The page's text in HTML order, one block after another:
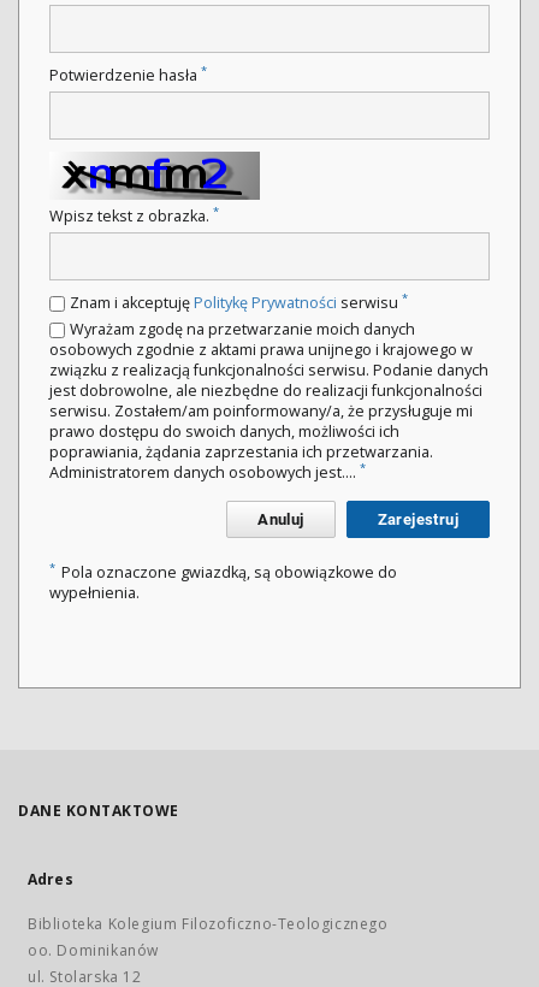
Potwierdzenie hasła *
Wpisz tekst z obrazka. *
Znam i akceptujęPolitykę Prywatności serwisu *
Wyrażam zgodę na przetwarzanie moich danych
osobowych zgodnie z aktami prawa unijnego i krajowego w
związku z realizacją funkcjonalności serwisu. Podanie danych
jest dobrowolne, ale niezbędne do realizacji funkcjonalności
serwisu. Zostałem/am poinformowany/a, że przysługuje mi
prawo dostępu do swoich danych, możliwości ich
poprawiania, żądania zaprzestania ich przetwarzania.
Administratorem danych osobowych jest.... *
Anuluj Zarejestruj
* Pola oznaczone gwiazdką, są obowiązkowe do
wypełnienia.
DANE KONTAKTOWE
Adres
Biblioteka Kolegium Filozoficzno-Teologicznego
oo. Dominikanów
ul. Stolarska 12